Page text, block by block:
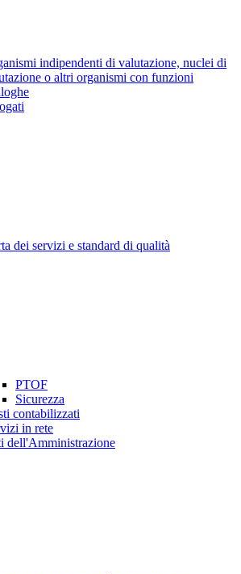
indipendenti di valutazione, nuclei di
o altri organismi con funzioni
dei servizi e standard di qualità
PTOF
Sicurezza
contabilizzati
in rete
dell'Amministrazione